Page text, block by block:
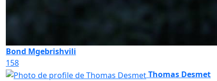
Bond Mgebrishvili
158
Thomas Desmet